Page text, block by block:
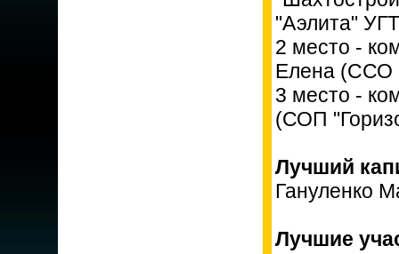
"Аэлита"
2 место -
Елена (ССО
3 место -
(СОП
Лучший
Гануленко
Лучшие